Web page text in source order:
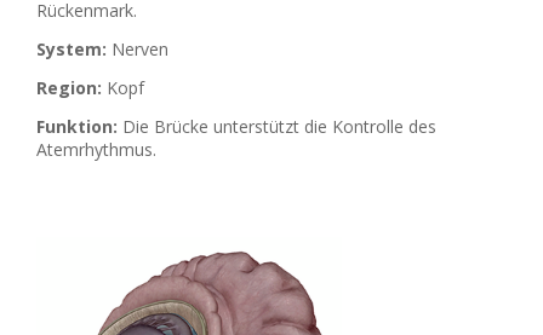
Rückenmark.
System: Nerven
Region: Kopf
Funktion: Die Brücke unterstützt die Kontrolle des
Atemrhythmus.